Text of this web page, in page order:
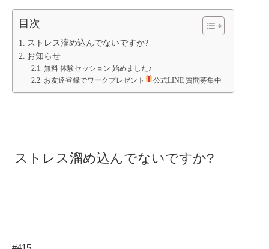
目次
ストレス溜め込んでないですか?
お知らせ
無料 体験セッション 始めました♪
お友達登録でワークプレゼント
公式LINE 質問募集中
ストレス溜め込んでないですか?